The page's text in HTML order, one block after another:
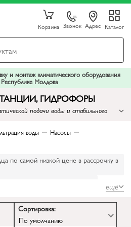
Корзина Звонок Адрес Каталог
и монтаж климатического оборудования
Молдова
ГИДРОФОРЫ
подачи воды и стабильного
воды Насосы
по самой низкой цене в рассрочку в
импортера в рассрочку
от импортеров, по самой низкой
самой низкой цене в рассрочку в
ещё
Сортировка:
По умолчанию